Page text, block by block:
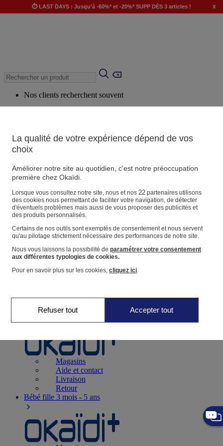
⏱️ LAST DAYS : Jusqu'à -60%* et -20%* SUPP DÈS 3 articles ! x
Nos clients recherchent souvent
Produits suggérés
Voir tous les produits
Magasin
Vos informations personnelles
Suivre une commande
Panier
Favoris
Naissance0-12 mois
Magasins
Aide et contact
Livraison
Retour
Bébé fille 3 mois - 5 ans
La qualité de votre expérience dépend de vos
choix
Améliorer notre site au quotidien, c'est notre préoccupation
première chez Okaïdi.
Lorsque vous consultez notre site, nous et nos 22partenaires utilisons
des cookies nous permettant de faciliter votre navigation, de détecter
d'éventuels problèmes mais aussi de vous proposer des publicités et
des produits personnalisés.
Certains de nos outils sont exemptés de consentement et nous servent
qu'au pilotage strictement nécessaire des performances de notre site.
Nous vous laissons la possibilité de paramétrer votre consentement
aux différentes typologies de cookies.
Pour en savoir plus sur les cookies, cliquez ici.
Refuser tout Accepter tout